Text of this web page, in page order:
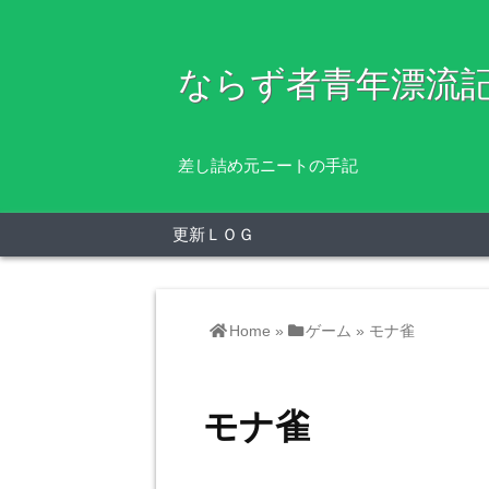
ならず者青年漂流
差し詰め元ニートの手記
更新ＬＯＧ
Home » ゲーム » モナ雀
モナ雀